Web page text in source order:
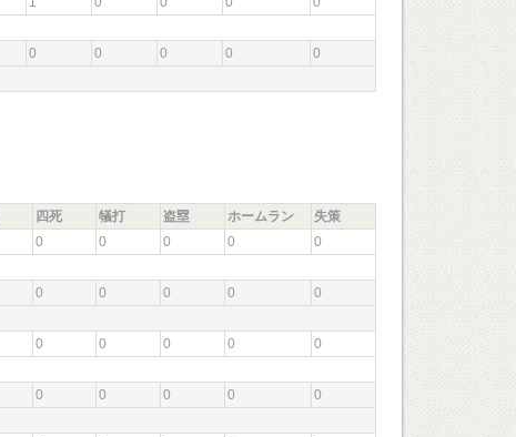
0 0 0 0
0
四死 犠打 盗塁 ホームラン 失策
0 0 0 0
0
0 0 0 0
0
0 0 0 0
0
0 0 0 0
0